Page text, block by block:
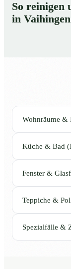
So reinigen
in
Wohnräume &
Küche & Bad
Fenster &
Teppiche &
Spezialfälle &